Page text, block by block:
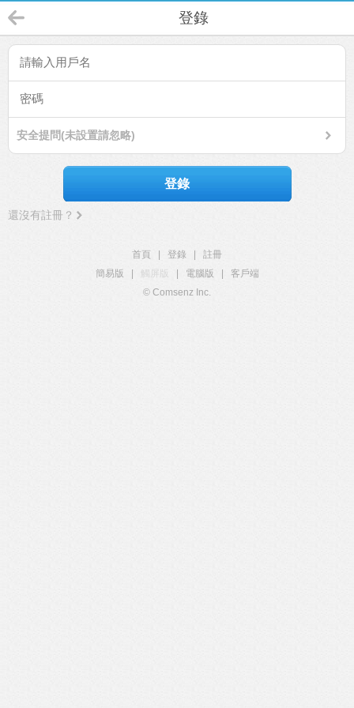
登錄
安全提問(未設置請忽略)
登錄
還沒有註冊？
首頁 登錄
註冊
簡易版
觸屏版 電腦版
客戶端
© Comsenz Inc.